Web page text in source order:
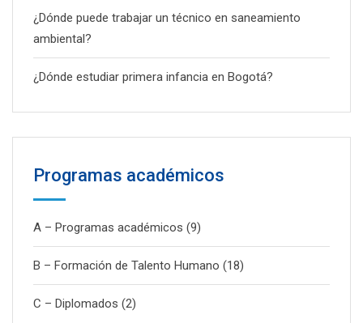
¿Dónde puede trabajar un técnico en saneamiento
ambiental?
¿Dónde estudiar primera infancia en Bogotá?
Programas académicos
A – Programas académicos (9)
B – Formación de Talento Humano (18)
C – Diplomados (2)